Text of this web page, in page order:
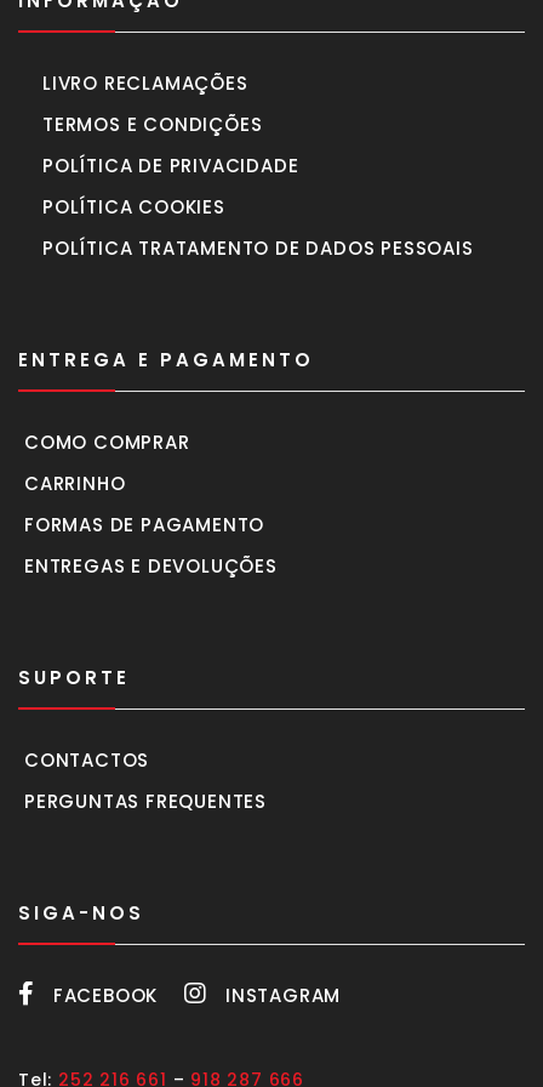
LIVRO RECLAMAÇÕES
TERMOS E CONDIÇÕES
POLÍTICA DE PRIVACIDADE
POLÍTICA COOKIES
POLÍTICA TRATAMENTO DE DADOS PESSOAIS
ENTREGA E PAGAMENTO
COMO COMPRAR
CARRINHO
FORMAS DE PAGAMENTO
ENTREGAS E DEVOLUÇÕES
SUPORTE
CONTACTOS
PERGUNTAS FREQUENTES
SIGA-NOS
FACEBOOK INSTAGRAM
Tel: 252 216 661 – 918 287 666